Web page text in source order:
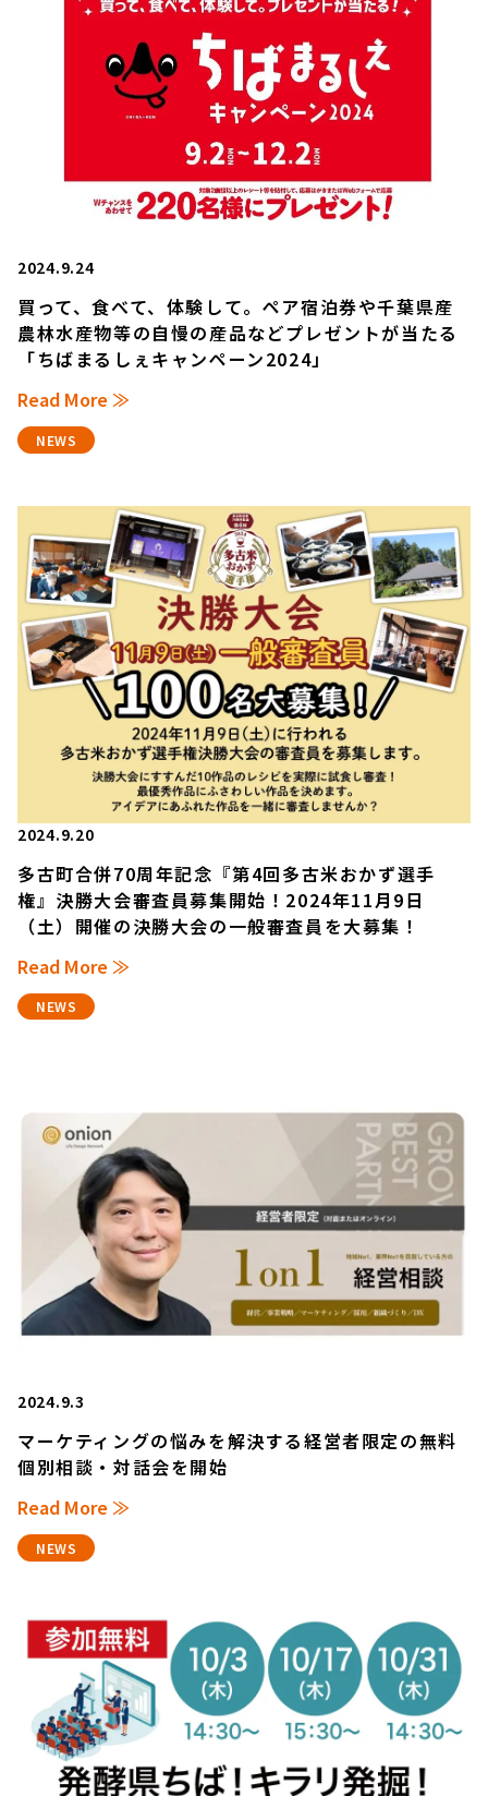
2024.9.24
買って、食べて、体験して。ペア宿泊券や千葉県産
農林水産物等の自慢の産品などプレゼントが当たる
「ちばまるしぇキャンペーン2024」
Read More ≫
NEWS
2024.9.20
多古町合併70周年記念『第4回多古米おかず選手
権』決勝大会審査員募集開始！2024年11月9日
（土）開催の決勝大会の一般審査員を大募集！
Read More ≫
NEWS
2024.9.3
マーケティングの悩みを解決する経営者限定の無料
個別相談・対話会を開始
Read More ≫
NEWS